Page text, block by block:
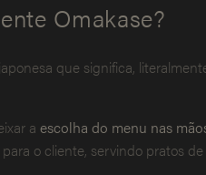
Omakase?
que significa,
a escolha do menu nas
o cliente, servindo pratos